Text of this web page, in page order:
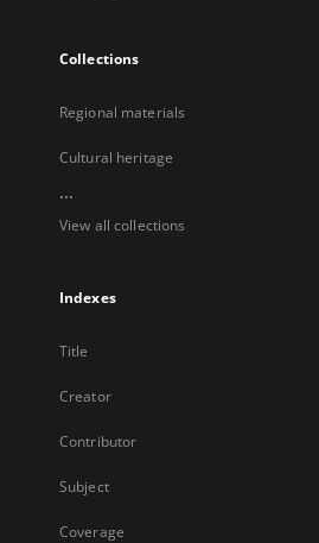
Collections
Regional materials
Cultural heritage
...
View all collections
Indexes
Title
Creator
Contributor
Subject
Coverage